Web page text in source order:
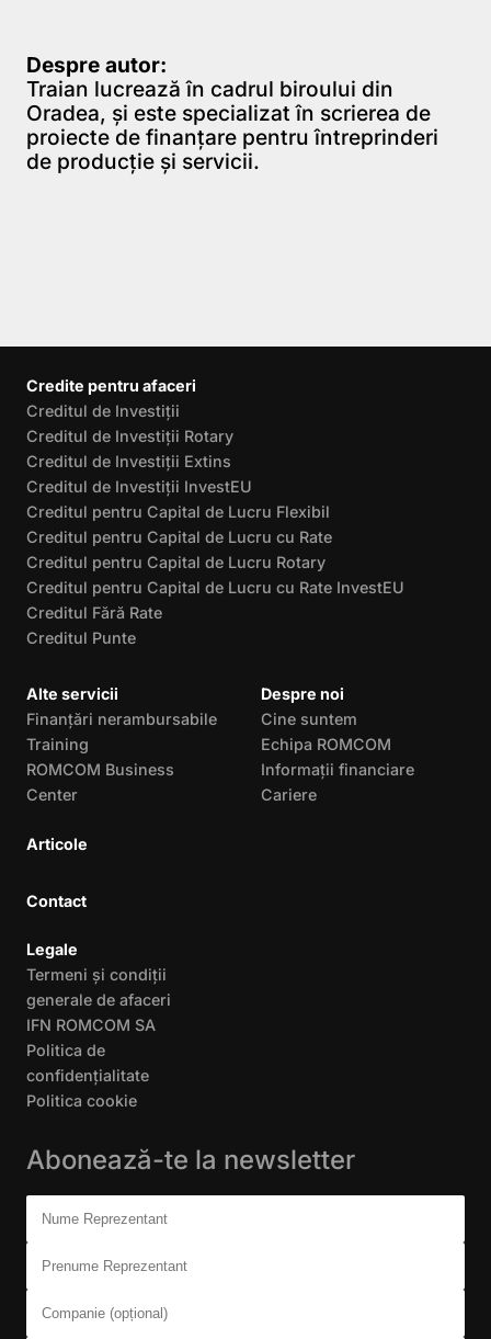
Despre autor:
Traian lucrează în cadrul biroului din
Oradea, şi este specializat în scrierea de
proiecte de finanţare pentru întreprinderi
de producţie şi servicii.
Credite pentru afaceri
Creditul de Investiții
Creditul de Investiții Rotary
Creditul de Investiții Extins
Creditul de Investiții InvestEU
Creditul pentru Capital de Lucru Flexibil
Creditul pentru Capital de Lucru cu Rate
Creditul pentru Capital de Lucru Rotary
Creditul pentru Capital de Lucru cu Rate InvestEU
Creditul Fără Rate
Creditul Punte
Alte servicii
Finanțări nerambursabile
Training
ROMCOM Business
Center
Articole
Despre noi
Cine suntem
Echipa ROMCOM
Informații financiare
Cariere
Contact
Legale
Termeni și condiții
generale de afaceri
IFN ROMCOM SA
Politica de
confidențialitate
Politica cookie
Abonează-te la newsletter
Don't fill this out:
Nume Reprezentant
Prenume Reprezentant
Companie (opțional)